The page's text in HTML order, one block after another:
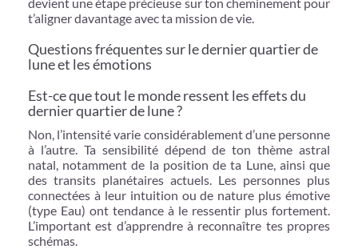
t’aligner davantage avec ta mission de vie.
Questions fréquentes sur le dernier quartier de
lune et les émotions
Est-ce que tout le monde ressent les effets du
dernier quartier de lune ?
Non, l’intensité varie considérablement d’une personne
à l’autre. Ta sensibilité dépend de ton thème astral
natal, notamment de la position de ta Lune, ainsi que
des transits planétaires actuels. Les personnes plus
connectées à leur intuition ou de nature plus émotive
(type Eau) ont tendance à le ressentir plus fortement.
L’important est d’apprendre à reconnaître tes propres
schémas.